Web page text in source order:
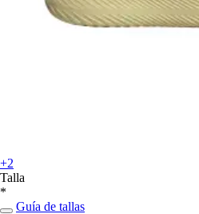
+2
Talla
*
Guía de tallas